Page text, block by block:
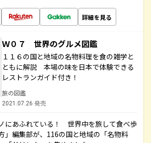
詳細を見る
Ｗ０７ 世界のグルメ図鑑
１１６の国と地域の名物料理を食の雑学と
ともに解説 本場の味を日本で体験できる
レストランガイド付き！
旅の図鑑
2021.07.26 発売
にあふれている！ 世界中を旅して食べ歩
」編集部が、116の国と地域の「名物料